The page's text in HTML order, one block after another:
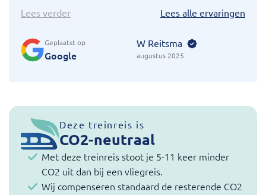
Lees verder
Lees alle ervaringen
Geplaatst op
Google
W Reitsma
augustus 2025
Deze treinreis is
CO2-neutraal
Met deze treinreis stoot je 5-11 keer minder
CO2 uit dan bij een vliegreis.
Wij compenseren standaard de resterende CO2